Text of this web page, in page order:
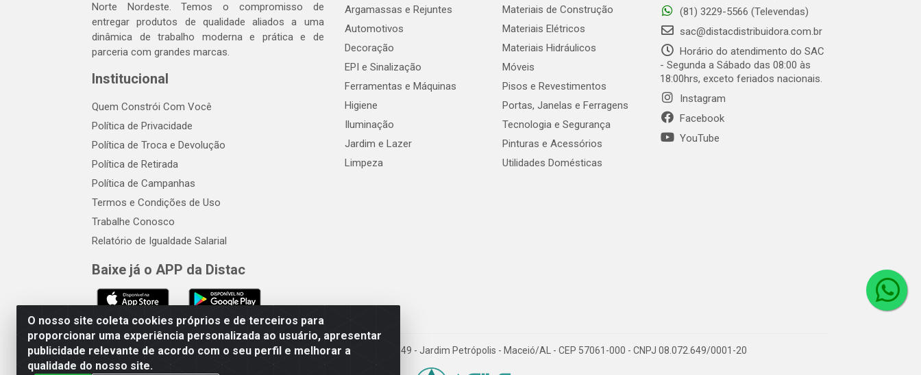
O nosso site coleta cookies próprios e de terceiros para
proporcionar uma experiência personalizada ao usuário, apresentar
publicidade relevante de acordo com o seu perfil e melhorar a
qualidade do nosso site.
Norte Nordeste. Temos o compromisso de
entregar produtos de qualidade aliados a uma
dinâmica de trabalho moderna e prática e de
parceria com grandes marcas.
Institucional
Quem Constrói Com Você
Política de Privacidade
Política de Troca e Devolução
Política de Retirada
Política de Campanhas
Termos e Condições de Uso
Trabalhe Conosco
Relatório de Igualdade Salarial
Baixe já o APP da Distac
Argamassas e Rejuntes
Automotivos
Decoração
EPI e Sinalização
Ferramentas e Máquinas
Higiene
Iluminação
Jardim e Lazer
Limpeza
Materiais de Construção
Materiais Elétricos
Materiais Hidráulicos
Móveis
Pisos e Revestimentos
Portas, Janelas e Ferragens
Tecnologia e Segurança
Pinturas e Acessórios
Utilidades Domésticas
(81) 3229-5566 (Televendas)
sac@distacdistribuidora.com.br
Horário do atendimento do SAC
- Segunda a Sábado das 08:00 às
18:00hrs, exceto feriados nacionais.
Instagram
Facebook
YouTube
Distac Distribuidora - Av. Durval de Góes Monteiro, 7049 - Jardim Petrópolis - Maceió/AL - CEP 57061-000 - CNPJ 08.072.649/0001-20